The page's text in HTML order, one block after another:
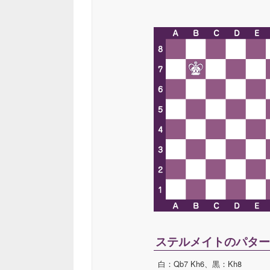
ステルメイトのパタ
白：Qb7 Kh6、黒：Kh8